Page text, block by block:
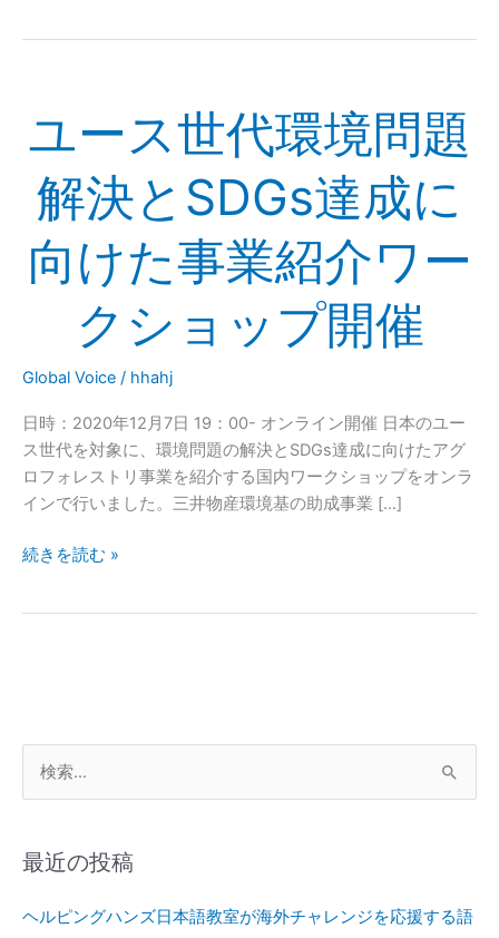
ユース世代環境問題
解決とSDGs達成に
向けた事業紹介ワー
クショップ開催
Global Voice / hhahj
日時：2020年12月7日 19：00- オンライン開催 日本のユー
ス世代を対象に、環境問題の解決とSDGs達成に向けたアグ
ロフォレストリ事業を紹介する国内ワークショップをオンラ
インで行いました。三井物産環境基の助成事業 […]
ー
ス
代
境
問
と
SDGs
達
成
に
け
プ
催
続きを読む »
象
最近の投稿
ヘルピングハンズ日本語教室が海外チャレンジを応援する語